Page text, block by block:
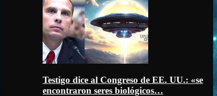
Testigo dice al Congreso de EE. UU.: «se
encontraron seres biológicos…